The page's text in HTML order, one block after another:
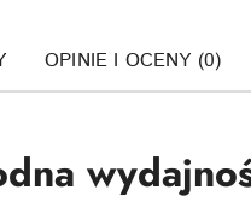
OPINIE I OCENY (0)